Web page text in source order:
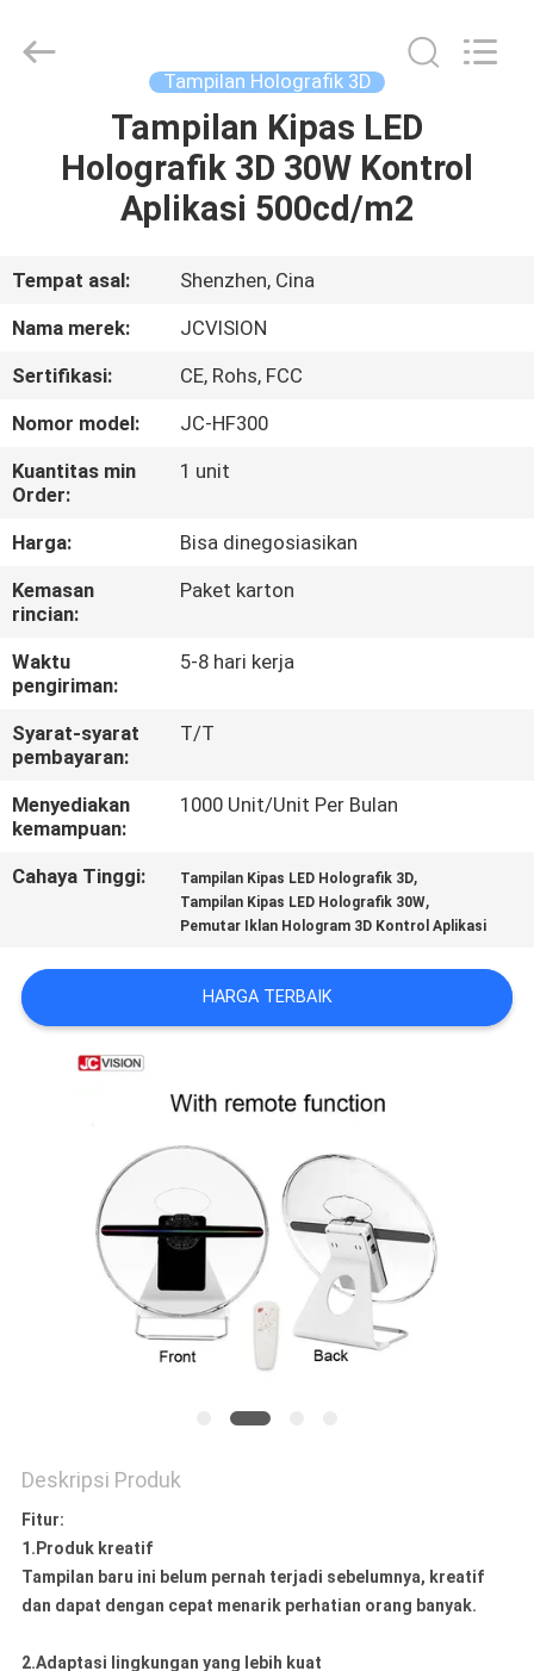
RUMAH
PRODUK
TENTANG
KITA
WISATA
PABRIK
KONTROL
KUALITAS
HUBUNGI
KAMI
BERITA
SEMUA
KASUS
REQUEST
SUATU
KEBIJAKAN
PRIVASI
Interactive
Technology
Tampilan Holografik 3D
Tampilan Kipas LED
Holografik 3D 30W Kontrol
Aplikasi 500cd/m2
Tempat asal:
Shenzhen, Cina
Nama merek:
JCVISION
Sertifikasi:
CE, Rohs, FCC
Nomor model:
JC-HF300
Kuantitas min
Order:
1 unit
Harga:
Bisa dinegosiasikan
Kemasan
rincian:
Paket karton
Waktu
pengiriman:
5-8 hari kerja
Syarat-syarat
pembayaran:
T/T
Menyediakan
kemampuan:
1000 Unit/Unit Per Bulan
Cahaya Tinggi: Tampilan Kipas LED Holografik 3D,
Tampilan Kipas LED Holografik 30W,
Pemutar Iklan Hologram 3D Kontrol Aplikasi
HARGA TERBAIK
Deskripsi Produk
Fitur:
1.Produk kreatif
Tampilan baru ini belum pernah terjadi sebelumnya, kreatif
dan dapat dengan cepat menarik perhatian orang banyak.
2.Adaptasi lingkungan yang lebih kuat